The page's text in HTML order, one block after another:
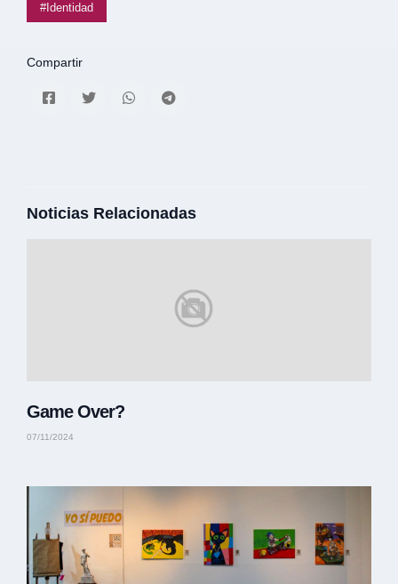
#Identidad
Compartir
Noticias Relacionadas
Game Over?
07/11/2024